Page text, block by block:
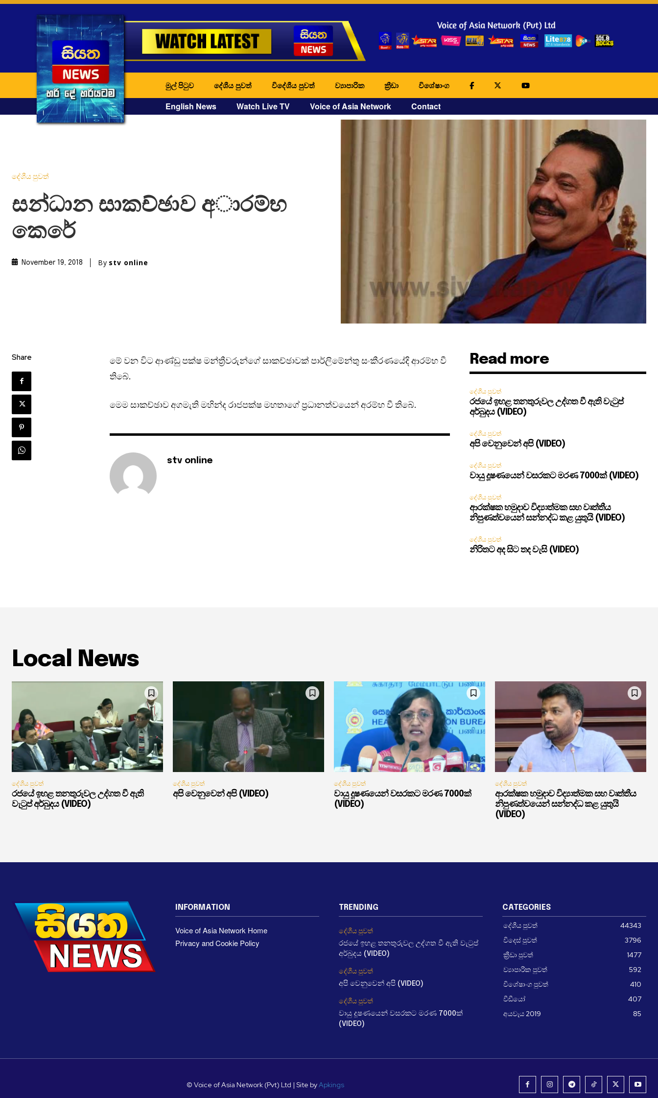
මුල් පිටුව දේශීය පුවත් විදේශීය පුවත් ව්‍යාපාරික ක්‍රීඩා විශේෂාංග
English News Watch Live TV Voice of Asia Network Contact
දේශීය පුවත්
සන්ධාන සාකච්ඡාව අාරම්භ
කෙරේ
November 19, 2018 By stv online
Share
මේ වන විට ආණ්ඩු පක්ෂ මන්ත්‍රීවරුන්ගේ සාකච්ඡාවක් පාර්ලිමේන්තු සංකීරණයේදි ආරම්භ වී
තිබේ.
මෙම සාකච්ඡාව අගමැති මහින්ද රාජපක්ෂ මහතාගේ ප්‍රධානත්වයෙන් අරම්භ වී තිබේ.
stv online
Read more
දේශීය පුවත්
රජයේ ඉහළ තනතුරුවල උද්ගත වී ඇති වැටුප්
අර්බුදය (VIDEO)
දේශීය පුවත්
අපි වෙනුවෙන් අපි (VIDEO)
දේශීය පුවත්
වායු දූෂණයෙන් වසරකට මරණ 7000ක් (VIDEO)
දේශීය පුවත්
ආරක්ෂක හමුදාව විද්‍යාත්මක සහ වෘත්තීය
නිපුණත්වයෙන් සන්නද්ධ කළ යුතුයි (VIDEO)
දේශීය පුවත්
නිරිතට අද සිට තද වැසි (VIDEO)
Local News
දේශීය පුවත්
රජයේ ඉහළ තනතුරුවල උද්ගත වී ඇති
වැටුප් අර්බුදය (VIDEO)
දේශීය පුවත්
අපි වෙනුවෙන් අපි (VIDEO)
දේශීය පුවත්
වායු දූෂණයෙන් වසරකට මරණ 7000ක්
(VIDEO)
දේශීය පුවත්
ආරක්ෂක හමුදාව විද්‍යාත්මක සහ වෘත්තීය
නිපුණත්වයෙන් සන්නද්ධ කළ යුතුයි
(VIDEO)
INFORMATION
Voice of Asia Network Home
Privacy and Cookie Policy
TRENDING
දේශීය පුවත්
රජයේ ඉහළ තනතුරුවල උද්ගත වී ඇති වැටුප්
අර්බුදය (VIDEO)
දේශීය පුවත්
අපි වෙනුවෙන් අපි (VIDEO)
දේශීය පුවත්
වායු දූෂණයෙන් වසරකට මරණ 7000ක්
(VIDEO)
CATEGORIES
දේශීය පුවත්
44343
විදෙස් පුවත්
3796
ක්‍රීඩා පුවත්
1477
ව්‍යාපාරික පුවත්
592
විශේෂාංග පුවත්
410
වීඩීයෝ
407
අයවැය 2019
85
© Voice of Asia Network (Pvt) Ltd | Site byApkings